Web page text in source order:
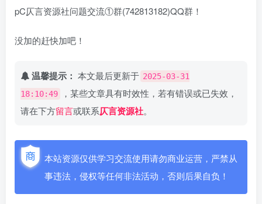
pC仄言资源社问题交流①群(742813182)QQ群！
没加的赶快加吧！
温馨提示： 本文最后更新于 2025-03-31
18:10:49
，某些文章具有时效性，若有错误或已失效，
请在下方留言或联系仄言资源社。
本站资源仅供学习交流使用请勿商业运营，严禁从
事违法，侵权等任何非法活动，否则后果自负！